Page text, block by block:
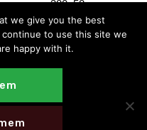
we give you the best
to use this site we
happy with it.